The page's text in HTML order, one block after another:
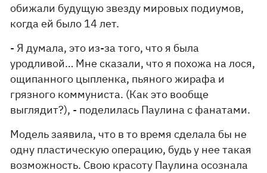
обижали будущую звезду мировых подиумов,
когда ей было 14 лет.
- Я думала, это из-за того, что я была
уродливой… Мне сказали, что я похожа на лося,
ощипанного цыпленка, пьяного жирафа и
грязного коммуниста. (Как это вообще
выглядит?), - поделилась Паулина с фанатами.
Модель заявила, что в то время сделала бы не
одну пластическую операцию, будь у нее такая
возможность. Свою красоту Паулина осознала